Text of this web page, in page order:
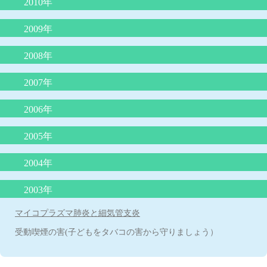
子どもを抱きしめるほど頭が良くなる
「子どもののほめ方、叱り方」
重症なアレルギー性鼻炎とレーザー治療
「重症なアレルギー性鼻炎とレーザー治療」
食物アレルギーと離乳食
牛乳と便秘
赤ちゃんの抜け毛
突発性発疹症は健康な身近な人からうつる
「赤ちゃんの涙目、めやに」について
抱きぐせは悪くない
卒乳と抱擁
「心雑音」について
夏に流行る「ヤケド虫」
３歳までの子育てに大切なこと その２
おたふく風邪と難聴
「熱性けいれん」について
B型肝炎予防ワクチンの定期接種
「自閉症スペクトラム」について
赤ちゃんの授乳について
B型肝炎予防ワクチンを受けましょう！
B型肝炎ワクチンを受けましょう！その２
食物アレルギーの新しい考え方
４歳の頃に本をたくさん読むと頭が良くなる？
赤ちゃんを泣き止ませるための必殺アラカルト
妊娠と知らずに麻疹風疹混合ワクチンや風疹ワクチンを接種した
場合
ヒトメタニューモウイルス感染症について
タバコはPM2.5の塊だ
インフルエンザの登校、登園禁止期間について
肺炎球菌、ヒブワクチンの重要性
夏に流行るエンテロウイルス感染症
腸管出血性大腸菌について
母乳育児の素晴らしさ
2010年
喘息の患者さんの治療（予防）について
低カルシウムをひき起こす食品
夏に流行る病気について
ロタウイルス胃腸炎にご注意を！
RSウイルス感染症について
2009年
インフルエンザの重篤な合併症
夏に流行るエンテロウイルス感染症について
平和のいのり
長く続く咳
カゼに副鼻腔炎はつきもの
2008年
子どものじんましん
子どもの諸症状の考え方と対処について
起立性調節障害：ODについて
虫さされ
子どものおちんちんや肛門付近の病気
子どもは何処まで親に似るのか
みかんの季節と黄色い手足
2007年
ノロウイルスの猛威
喘息予防の最前線
子どものおっぱいの話
うんちの色の話
傷は消毒しないで！
タミフルを飲んでも飲まなくても１－２日はお子さんから目を離
2006年
冬場に流行る要注意な病気
臍まわりは身長の半分以下が命を守る
脚気にご用心
ADEMってなんだ？
発熱時冷却シートに、もの申す
知恵熱ってなんだ？
2005年
臍ヘルニアは放っておけない
病気のときのお風呂
赤ちゃんの睡眠リズム
夜遅く食べると太る理由解明
母乳は将来の肥満を予防する
アレルギー検査はどこまで分かるか
2004年
耳のそうじ
2003年
マイコプラズマ肺炎と細気管支炎
受動喫煙の害(子どもをタバコの害から守りましょう）